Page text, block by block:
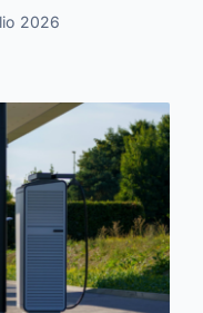
2026